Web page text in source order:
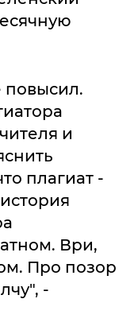
повысил.
и
плагиат -
Ври,
Про позор
-